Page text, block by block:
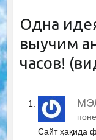
Одна
выучим
часов!
Сайт ҳақида